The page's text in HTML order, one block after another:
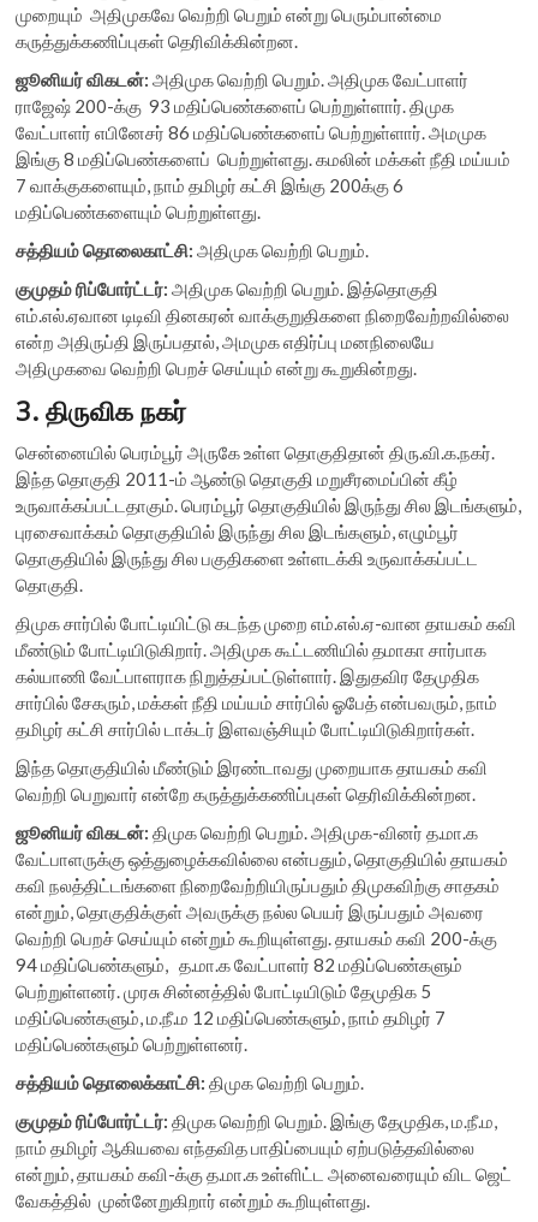
முறையும் அதிமுகவே வெற்றி பெறும் என்று பெரும்பான்மை
கருத்துக்கணிப்புகள் தெரிவிக்கின்றன.
ஜூனியர் விகடன்:அதிமுக வெற்றி பெறும். அதிமுக வேட்பாளர்
ராஜேஷ் 200-க்கு 93 மதிப்பெண்களைப் பெற்றுள்ளார். திமுக
வேட்பாளர் எபினேசர் 86 மதிப்பெண்களைப் பெற்றுள்ளார். அமமுக
இங்கு 8 மதிப்பெண்களைப் பெற்றுள்ளது. கமலின் மக்கள் நீதி மய்யம்
7 வாக்குகளையும், நாம் தமிழர் கட்சி இங்கு 200க்கு 6
மதிப்பெண்களையும் பெற்றுள்ளது.
சத்தியம் தொலைகாட்சி: அதிமுக வெற்றி பெறும்.
குமுதம் ரிப்போர்ட்டர்:அதிமுக வெற்றி பெறும். இத்தொகுதி
எம்.எல்.ஏவான டிடிவி தினகரன் வாக்குறுதிகளை நிறைவேற்றவில்லை
என்ற அதிருப்தி இருப்பதால், அமமுக எதிர்ப்பு மனநிலையே
அதிமுகவை வெற்றி பெறச் செய்யும் என்று கூறுகின்றது.
3. திருவிக நகர்
சென்னையில் பெரம்பூர் அருகே உள்ள தொகுதிதான் திரு.வி.க.நகர்.
இந்த தொகுதி 2011-ம் ஆண்டு தொகுதி மறுசீரமைப்பின் கீழ்
உருவாக்கப்பட்டதாகும். பெரம்பூர் தொகுதியில் இருந்து சில இடங்களும்,
புரசைவாக்கம் தொகுதியில் இருந்து சில இடங்களும், எழும்பூர்
தொகுதியில் இருந்து சில பகுதிகளை உள்ளடக்கி உருவாக்கப்பட்ட
தொகுதி.
திமுக சார்பில் போட்டியிட்டு கடந்த முறை எம்.எல்.ஏ-வான தாயகம் கவி
மீண்டும் போட்டியிடுகிறார். அதிமுக கூட்டணியில் தமாகா சார்பாக
கல்யாணி வேட்பாளராக நிறுத்தப்பட்டுள்ளார். இதுதவிர தேமுதிக
சார்பில் சேகரும், மக்கள் நீதி மய்யம் சார்பில் ஓபேத் என்பவரும், நாம்
தமிழர் கட்சி சார்பில் டாக்டர் இளவஞ்சியும் போட்டியிடுகிறார்கள்.
இந்த தொகுதியில் மீண்டும் இரண்டாவது முறையாக தாயகம் கவி
வெற்றி பெறுவார் என்றே கருத்துக்கணிப்புகள் தெரிவிக்கின்றன.
ஜூனியர் விகடன்: திமுக வெற்றி பெறும். அதிமுக-வினர் த.மா.க
வேட்பாளருக்கு ஒத்துழைக்கவில்லை என்பதும், தொகுதியில் தாயகம்
கவி நலத்திட்டங்களை நிறைவேற்றியிருப்பதும் திமுகவிற்கு சாதகம்
என்றும், தொகுதிக்குள் அவருக்கு நல்ல பெயர் இருப்பதும் அவரை
வெற்றி பெறச் செய்யும் என்றும் கூறியுள்ளது. தாயகம் கவி 200-க்கு
94 மதிப்பெண்களும், த.மா.க வேட்பாளர் 82 மதிப்பெண்களும்
பெற்றுள்ளனர். முரசு சின்னத்தில் போட்டியிடும் தேமுதிக 5
மதிப்பெண்களும், ம.நீ.ம 12 மதிப்பெண்களும், நாம் தமிழர் 7
மதிப்பெண்களும் பெற்றுள்ளனர்.
சத்தியம் தொலைக்காட்சி: திமுக வெற்றி பெறும்.
குமுதம் ரிப்போர்ட்டர்: திமுக வெற்றி பெறும். இங்கு தேமுதிக, ம.நீ.ம,
நாம் தமிழர் ஆகியவை எந்தவித பாதிப்பையும் ஏற்படுத்தவில்லை
என்றும், தாயகம் கவி-க்கு த.மா.க உள்ளிட்ட அனைவரையும் விட ஜெட்
வேகத்தில் முன்னேறுகிறார் என்றும் கூறியுள்ளது.